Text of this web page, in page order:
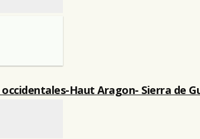
occidentales-Haut Aragon- Sierra de